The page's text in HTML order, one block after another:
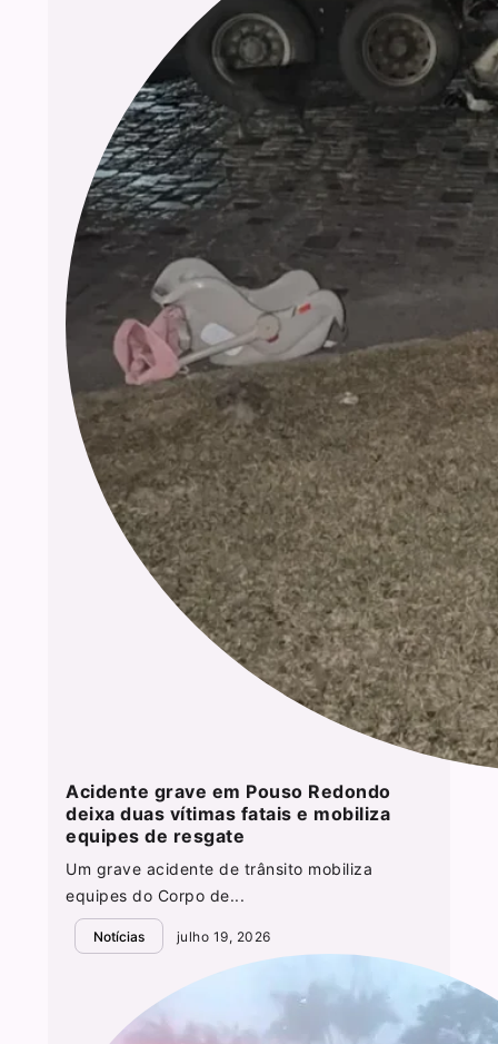
Acidente grave em Pouso Redondo
deixa duas vítimas fatais e mobiliza
equipes de resgate
Um grave acidente de trânsito mobiliza
equipes do Corpo de...
Notícias julho 19, 2026